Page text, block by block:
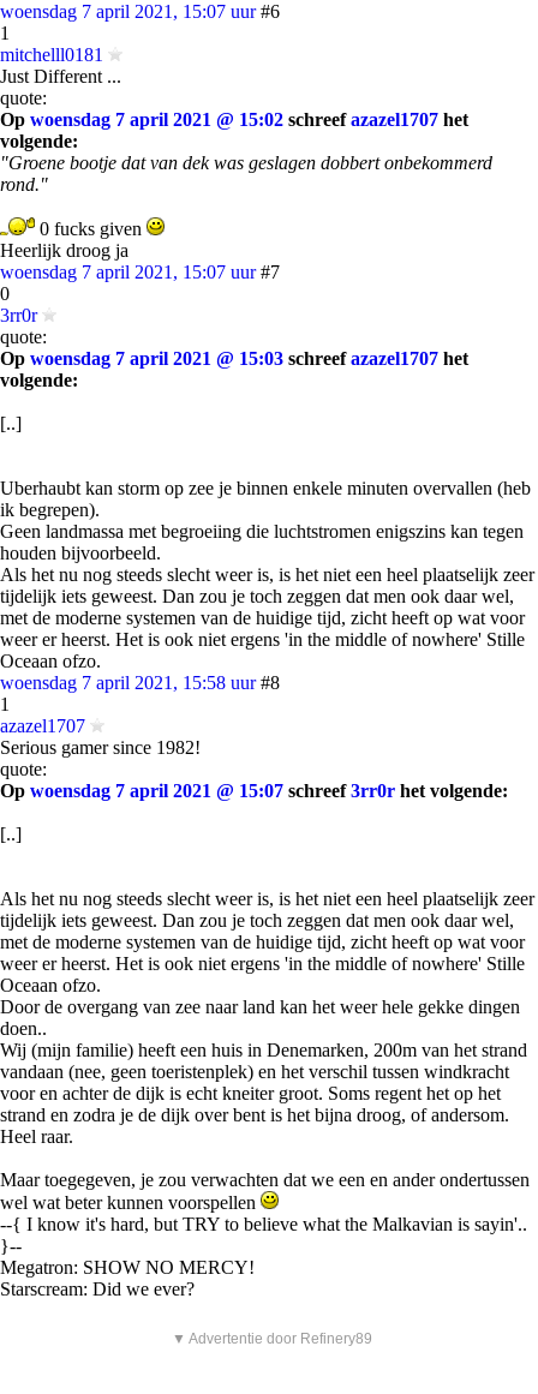
woensdag 7 april 2021, 15:07 uur #6
1
mitchelll0181
Just Different ...
quote:
Op woensdag 7 april 2021 @ 15:02 schreefazazel1707 het
volgende:
"Groene bootje dat van dek was geslagen dobbert onbekommerd
rond."
0 fucks given
Heerlijk droog ja
woensdag 7 april 2021, 15:07 uur #7
0
3rr0r
quote:
Op woensdag 7 april 2021 @ 15:03 schreefazazel1707 het
volgende:
[..]
Uberhaubt kan storm op zee je binnen enkele minuten overvallen (heb
ik begrepen).
Geen landmassa met begroeiing die luchtstromen enigszins kan tegen
houden bijvoorbeeld.
Als het nu nog steeds slecht weer is, is het niet een heel plaatselijk zeer
tijdelijk iets geweest. Dan zou je toch zeggen dat men ook daar wel,
met de moderne systemen van de huidige tijd, zicht heeft op wat voor
weer er heerst. Het is ook niet ergens 'in the middle of nowhere' Stille
Oceaan ofzo.
woensdag 7 april 2021, 15:58 uur #8
1
azazel1707
Serious gamer since 1982!
quote:
Op woensdag 7 april 2021 @ 15:07 schreef3rr0r het volgende:
[..]
Als het nu nog steeds slecht weer is, is het niet een heel plaatselijk zeer
tijdelijk iets geweest. Dan zou je toch zeggen dat men ook daar wel,
met de moderne systemen van de huidige tijd, zicht heeft op wat voor
weer er heerst. Het is ook niet ergens 'in the middle of nowhere' Stille
Oceaan ofzo.
Door de overgang van zee naar land kan het weer hele gekke dingen
doen..
Wij (mijn familie) heeft een huis in Denemarken, 200m van het strand
vandaan (nee, geen toeristenplek) en het verschil tussen windkracht
voor en achter de dijk is echt kneiter groot. Soms regent het op het
strand en zodra je de dijk over bent is het bijna droog, of andersom.
Heel raar.
Maar toegegeven, je zou verwachten dat we een en ander ondertussen
wel wat beter kunnen voorspellen
--{ I know it's hard, but TRY to believe what the Malkavian is sayin'..
}--
Megatron: SHOW NO MERCY!
Starscream: Did we ever?
▼ Advertentie door Refinery89